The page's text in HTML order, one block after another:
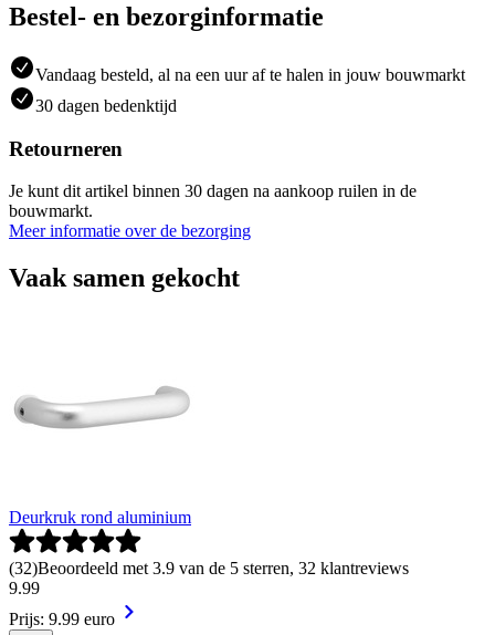
Bestel- en bezorginformatie
Vandaag besteld, al na een uur af te halen in jouw bouwmarkt
30 dagen bedenktijd
Retourneren
Je kunt dit artikel binnen 30 dagen na aankoop ruilen in de
bouwmarkt.
Meer informatie over de bezorging
Vaak samen gekocht
Deurkruk rond aluminium
(32)Beoordeeld met 3.9 van de 5 sterren, 32 klantreviews
9.99
Prijs: 9.99 euro